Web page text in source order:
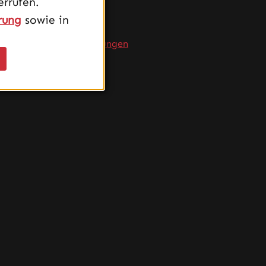
Service
FAQ
Produktempfehlungen
sowie in